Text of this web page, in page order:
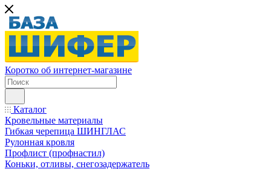
Коротко об интернет-магазине
Каталог
Кровельные материалы
Гибкая черепица ШИНГЛАС
Рулонная кровля
Профлист (профнастил)
Коньки, отливы, снегозадержатель